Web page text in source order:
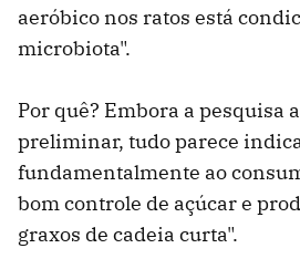
aeróbico nos ratos está
microbiota".
Por quê? Embora a pesquisa
preliminar, tudo parece
fundamentalmente ao
bom controle de açúcar e
graxos de cadeia curta".